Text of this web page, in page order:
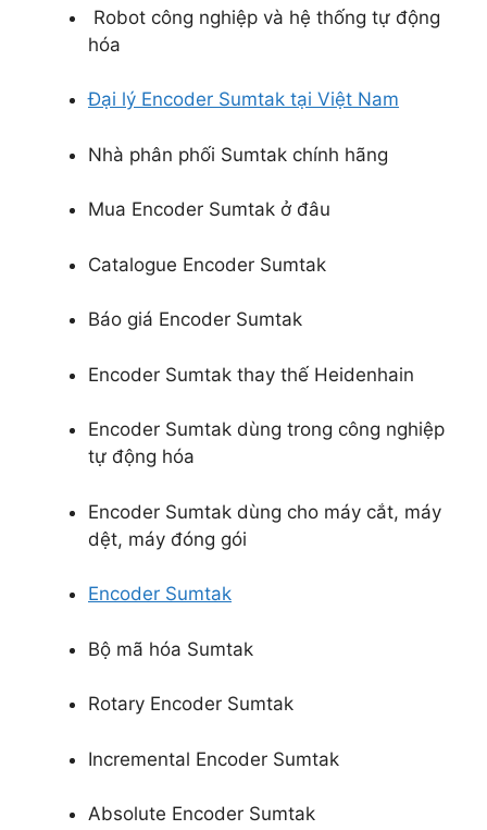
Robot công nghiệp và hệ thống tự động
hóa
Đại lý Encoder Sumtak tại Việt Nam
Nhà phân phối Sumtak chính hãng
Mua Encoder Sumtak ở đâu
Catalogue Encoder Sumtak
Báo giá Encoder Sumtak
Encoder Sumtak thay thế Heidenhain
Encoder Sumtak dùng trong công nghiệp
tự động hóa
Encoder Sumtak dùng cho máy cắt, máy
dệt, máy đóng gói
Encoder Sumtak
Bộ mã hóa Sumtak
Rotary Encoder Sumtak
Incremental Encoder Sumtak
Absolute Encoder Sumtak